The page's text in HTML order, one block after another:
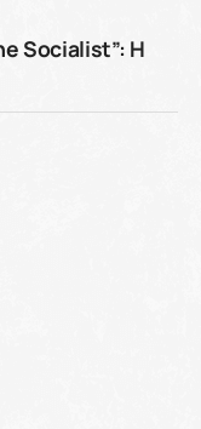
Socialist”: Η